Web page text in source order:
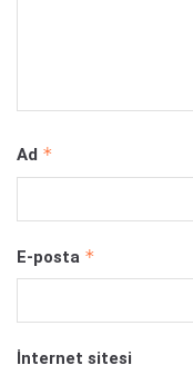
Ad *
E-posta *
İnternet sitesi